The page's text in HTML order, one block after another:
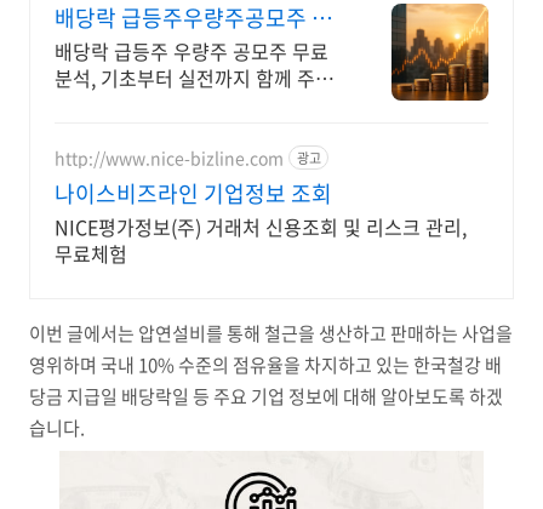
배당락 급등주우량주공모주 추
지금 안보면 늦어요
배당락 급등주 우량주 공모주 무료
분석, 기초부터 실전까지 함께 주식
http://www.nice-bizline.com 광고
나이스비즈라인 기업정보 조회
NICE평가정보(주) 거래처 신용조회 및 리스크 관리,
무료체험
이번 글에서는 압연설비를 통해 철근을 생산하고 판매하는 사업을
영위하며 국내 10% 수준의 점유율을 차지하고 있는 한국철강 배
당금 지급일 배당락일 등 주요 기업 정보에 대해 알아보도록 하겠
습니다.